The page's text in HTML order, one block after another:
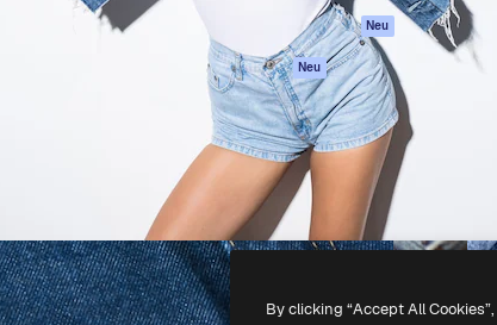
Claude/ChatGPT
Neu
Agenten Neu
API
Mobile App
Alle Magnific-Tools
Partner
Freepik Company S.L.U. Alle Rechte vorbehalten
By clicking “Accept All